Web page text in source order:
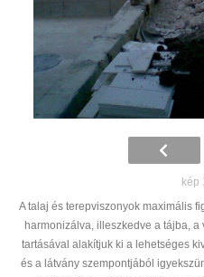
kép
A talaj és terepviszonyok maximális
harmonizálva, illeszkedve a tájba,
tartásával alakítjuk ki a lehetséges
és a látvány szempontjából